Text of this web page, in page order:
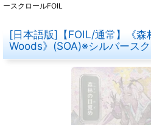
ースクロールFOIL
[日本語版]【FOIL/通常】《
Woods》(SOA)※シルバース